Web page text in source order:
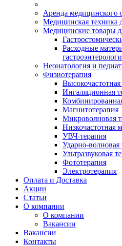
Аренда медицинского
Медицинская техника
Медицинские товары
Расходные
Неонатология и
Физиотерапия
Ингаляционная
Магнитотерапия
Микроволновая
Низкочастотная
УВЧ-терапия
Ударно-волновая
Ультразвуковая
Фототерапия
Электротерапия
Оплата и Доставка
Акции
Статьи
О компании
О компании
Вакансии
Вакансии
Контакты